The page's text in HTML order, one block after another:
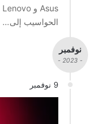
الحواسيب إلى…
نوفمبر
- 2023 -
9 نوفمبر